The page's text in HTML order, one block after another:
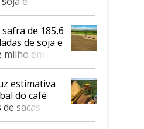
de 185,6
de soja e
milho em
estimativa
do café
sacas